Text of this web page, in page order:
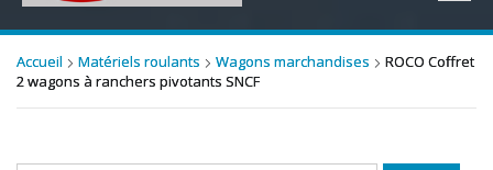
Accueil Matériels roulants Wagons marchandises
ROCO Coffret
2 wagons à ranchers pivotants SNCF